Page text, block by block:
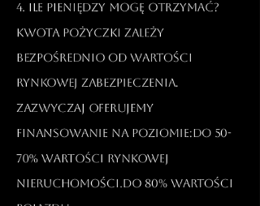
4. Ile pieniędzy mogę otrzymać?
Kwota pożyczki zależy
bezpośrednio od wartości
rynkowej zabezpieczenia.
Zazwyczaj oferujemy
finansowanie na poziomie:Do 50-
70% wartości rynkowej
nieruchomości.Do 80% wartości